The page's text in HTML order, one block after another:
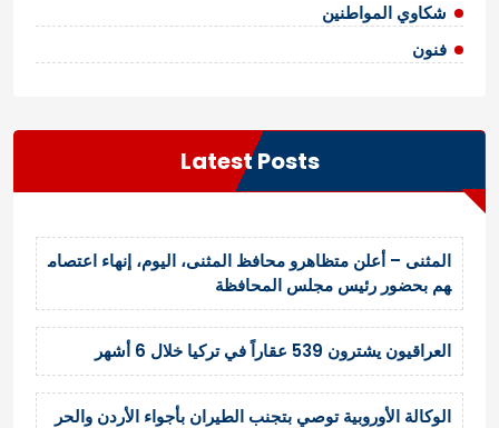
شكاوي المواطنين
فنون
Latest Posts
المثنى – أعلن متظاهرو محافظ المثنى، اليوم، إنهاء اعتصام
هم بحضور رئيس مجلس المحافظة
العراقيون يشترون 539 عقاراً في تركيا خلال 6 أشهر
الوكالة الأوروبية توصي بتجنب الطيران بأجواء الأردن والحر